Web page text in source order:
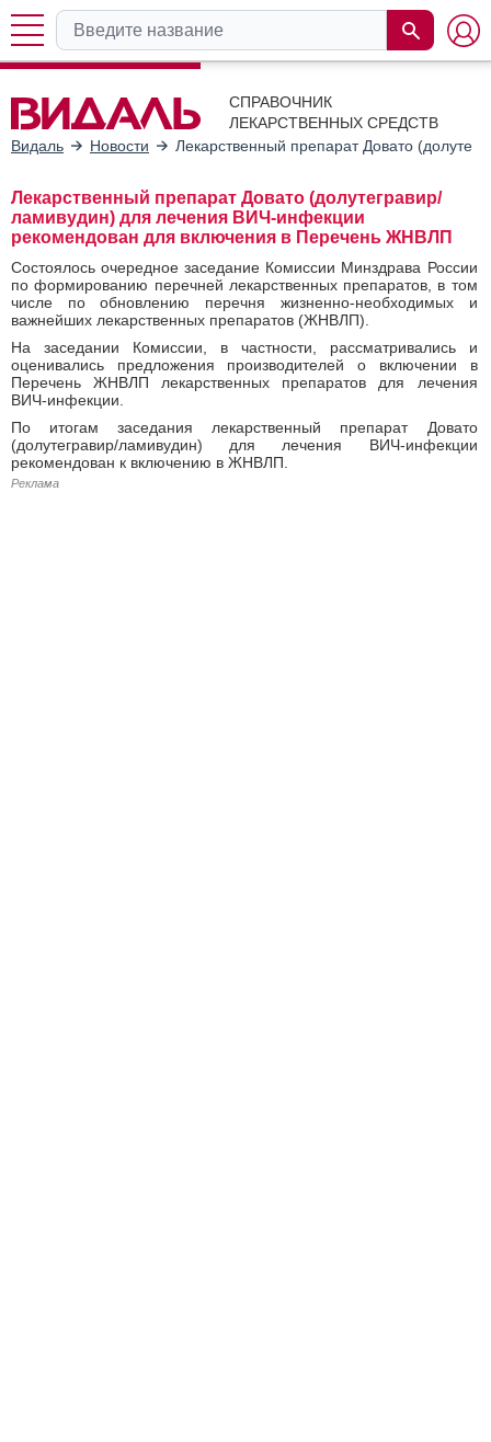
СПРАВОЧНИК
ЛЕКАРСТВЕННЫХ СРЕДСТВ
Видаль
Новости Лекарственный препарат Довато
Лекарственный препарат Довато (долутегравир/
ламивудин) для лечения ВИЧ-инфекции
рекомендован для включения в Перечень ЖНВЛП
Состоялось очередное заседание Комиссии Минздрава России
по формированию перечней лекарственных препаратов, в том
числе по обновлению перечня жизненно-необходимых и
важнейших лекарственных препаратов (ЖНВЛП).
На заседании Комиссии, в частности, рассматривались и
оценивались предложения производителей о включении в
Перечень ЖНВЛП лекарственных препаратов для лечения
ВИЧ-инфекции.
По итогам заседания лекарственный препарат Довато
(долутегравир/ламивудин) для лечения ВИЧ-инфекции
рекомендован к включению в ЖНВЛП.
Реклама